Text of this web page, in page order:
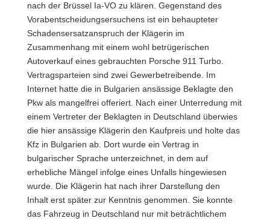
nach der Brüssel Ia-VO zu klären. Gegenstand des
Vorabentscheidungsersuchens ist ein behaupteter
Schadensersatzanspruch der Klägerin im
Zusammenhang mit einem wohl betrügerischen
Autoverkauf eines gebrauchten Porsche 911 Turbo.
Vertragsparteien sind zwei Gewerbetreibende. Im
Internet hatte die in Bulgarien ansässige Beklagte den
Pkw als mangelfrei offeriert. Nach einer Unterredung mit
einem Vertreter der Beklagten in Deutschland überwies
die hier ansässige Klägerin den Kaufpreis und holte das
Kfz in Bulgarien ab. Dort wurde ein Vertrag in
bulgarischer Sprache unterzeichnet, in dem auf
erhebliche Mängel infolge eines Unfalls hingewiesen
wurde. Die Klägerin hat nach ihrer Darstellung den
Inhalt erst später zur Kenntnis genommen. Sie konnte
das Fahrzeug in Deutschland nur mit beträchtlichem